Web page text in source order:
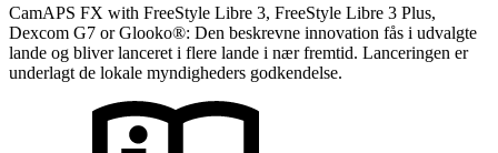
CamAPS FX with FreeStyle Libre 3, FreeStyle Libre 3 Plus,
Dexcom G7 or Glooko®: Den beskrevne innovation fås i udvalgte
lande og bliver lanceret i flere lande i nær fremtid. Lanceringen er
underlagt de lokale myndigheders godkendelse.